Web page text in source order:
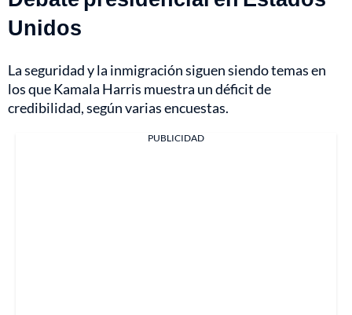
Unidos
La seguridad y la inmigración siguen siendo temas en
los que Kamala Harris muestra un déficit de
credibilidad, según varias encuestas.
PUBLICIDAD